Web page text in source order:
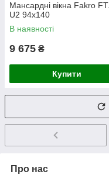
Мансардні вікна Fakro
U2 94х140
В наявності
9 675 ₴
Купити
Про нас